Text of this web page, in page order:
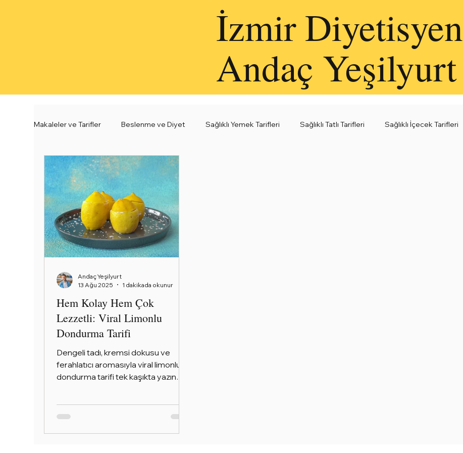
İzmir Diyetisyen
Andaç Yeşilyurt
Makaleler ve Tarifler Beslenme ve Diyet Sağlıklı Yemek Tarifleri Sağlıklı Tatlı Tarifleri Sağlıklı İçecek Tarifleri
Sağlıklı Çorba Tarifleri Sağlıklı Atıştırmalık Tarifleri
Hem Kolay Hem Çok
Lezzetli: Viral Limonlu
Dondurma Tarifi
Dengeli tadı, kremsi dokusu ve
ferahlatıcı aromasıyla viral limonlu
dondurma tarifi tek kaşıkta yazın
Andaç Yeşilyurt
13 Ağu 2025
1 dakikada okunur